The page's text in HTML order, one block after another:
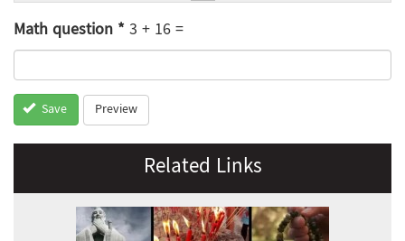
Math question*3 + 16 =
Save Preview
Related Links